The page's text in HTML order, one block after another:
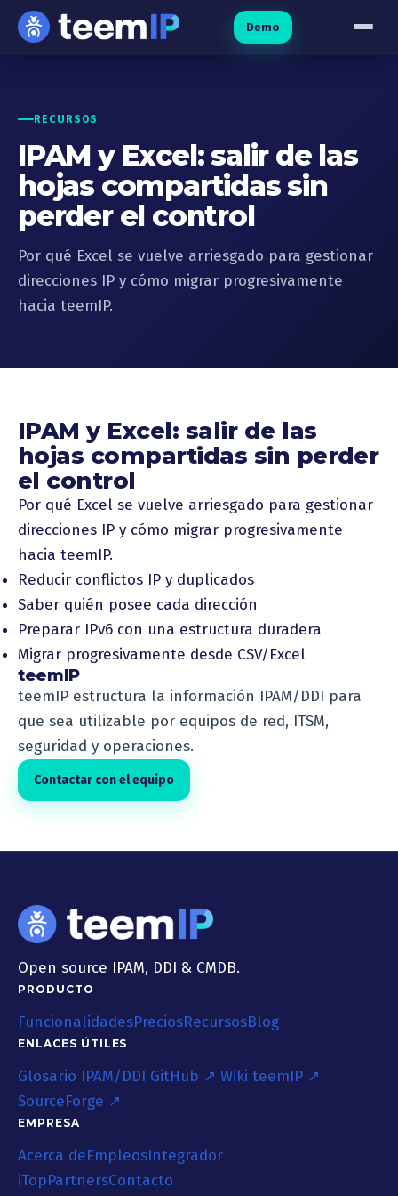
Ir al contenido
Demo
RECURSOS
IPAM y Excel: salir de las
hojas compartidas sin
perder el control
Por qué Excel se vuelve arriesgado para gestionar
direcciones IP y cómo migrar progresivamente
hacia teemIP.
IPAM y Excel: salir de las
hojas compartidas sin perder
el control
Por qué Excel se vuelve arriesgado para gestionar
direcciones IP y cómo migrar progresivamente
hacia teemIP.
Reducir conflictos IP y duplicados
Saber quién posee cada dirección
Preparar IPv6 con una estructura duradera
Migrar progresivamente desde CSV/Excel
teemIP
teemIP estructura la información IPAM/DDI para
que sea utilizable por equipos de red, ITSM,
seguridad y operaciones.
Contactar con el equipo
Open source IPAM, DDI & CMDB.
PRODUCTO
FuncionalidadesPreciosRecursosBlog
ENLACES ÚTILES
Glosario IPAM/DDI GitHub ↗ Wiki teemIP ↗
SourceForge ↗
EMPRESA
Acerca deEmpleosIntegrador
iTopPartnersContacto